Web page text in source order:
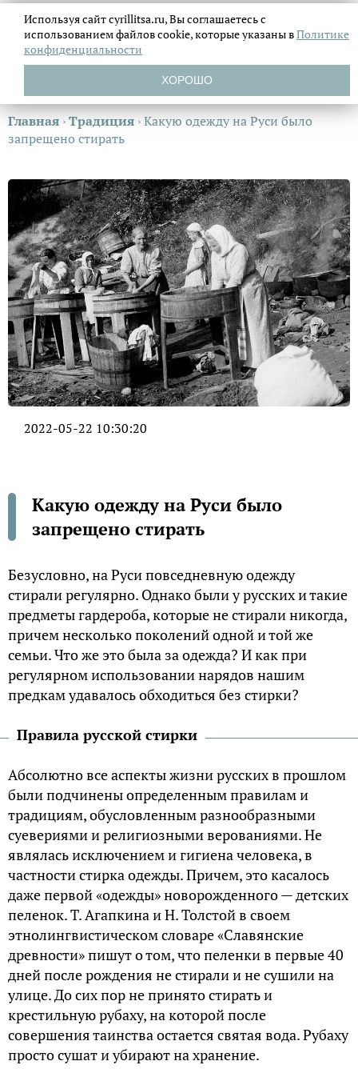
Главная ›Традиция ›Какую одежду на Руси было
запрещено стирать
2022-05-22 10:30:20
Какую одежду на Руси было
запрещено стирать
Безусловно, на Руси повседневную одежду
стирали регулярно. Однако были у русских и такие
предметы гардероба, которые не стирали никогда,
причем несколько поколений одной и той же
семьи. Что же это была за одежда? И как при
регулярном использовании нарядов нашим
предкам удавалось обходиться без стирки?
Правила русской стирки
Абсолютно все аспекты жизни русских в прошлом
были подчинены определенным правилам и
традициям, обусловленным разнообразными
суевериями и религиозными верованиями. Не
являлась исключением и гигиена человека, в
частности стирка одежды. Причем, это касалось
даже первой «одежды» новорожденного — детских
пеленок. Т. Агапкина и Н. Толстой в своем
этнолингвистическом словаре «Славянские
древности» пишут о том, что пеленки в первые 40
дней после рождения не стирали и не сушили на
улице. До сих пор не принято стирать и
крестильную рубаху, на которой после
совершения таинства остается святая вода. Рубаху
просто сушат и убирают на хранение.
Используя сайт cyrillitsa.ru, Вы соглашаетесь с
использованием файловcookie, которые указаны вПолитике
конфиденциальности
ХОРОШО